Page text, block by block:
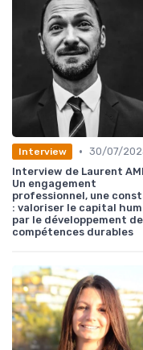
Interview • 30/07/
Interview de Laurent
Un engagement
professionnel, une
: valoriser le capital
par le développement de
compétences durables